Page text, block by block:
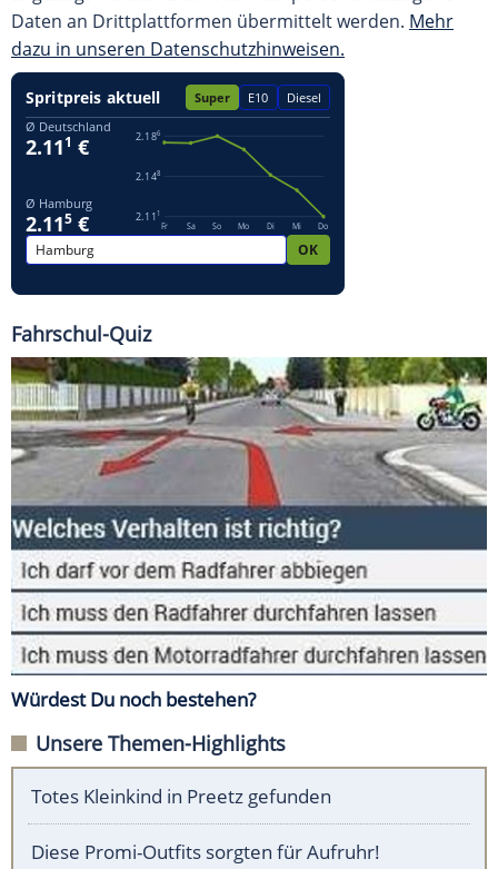
Daten an Drittplattformen übermittelt werden. Mehr
dazu in unseren Datenschutzhinweisen.
Fahrschul-Quiz
Würdest Du noch bestehen?
Unsere Themen-Highlights
Totes Kleinkind in Preetz gefunden
Diese Promi-Outfits sorgten für Aufruhr!